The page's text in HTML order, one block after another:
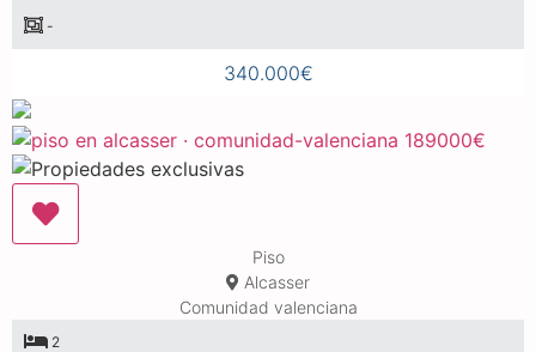
-
340.000€
Piso
Alcasser
Comunidad valenciana
2